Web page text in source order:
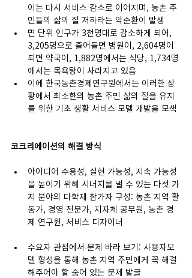
이는 다시 서비스 감소로 이어지며, 농촌 주
민들의 삶의 질 저하라는 악순환이 발생
면 단위 인구가 3천명대로 감소하게 되어,
3,205명으로 줄어들면 병원이, 2,604명이
되면 약국이, 1,882명에서는 식당, 1,734명
에서는 목욕탕이 사라지고 있음
이에 한국농촌경제연구원에서는 이러한 상
황에서 최소한의 농촌 주민 삶의 질을 유지
를 위한 기초 생활 서비스 모델 개발을 모색
코크리에이션의 해결 방식
아이디어 수용성, 실현 가능성, 지속 가능성
을 높이기 위해 시너지를 낼 수 있는 다섯 가
지 분야의 다학제 참가자 구성: 농촌 지역 활
동가, 경영 전문가, 지자체 공무원, 농촌 경
제 연구원, 서비스 디자이너
수요자 관점에서 문제 바라 보기: 사용자모
델 형성을 통해 농촌 지역 주민에게 꼭 해결
해주어야 할 숨어 있는 문제 발굴